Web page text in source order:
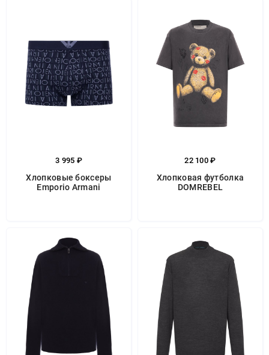
3 995 ₽
Хлопковые боксеры
Emporio Armani
22 100 ₽
Хлопковая футболка
DOMREBEL